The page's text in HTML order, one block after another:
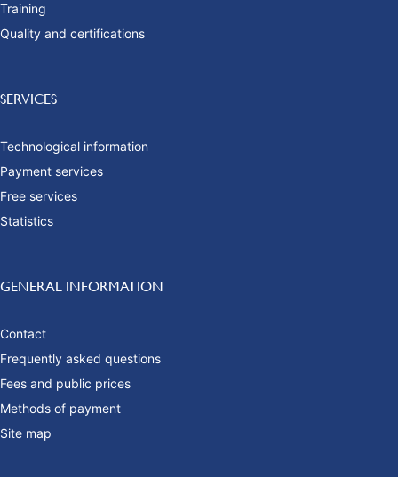
Training
Quality and certifications
SERVICES
Technological information
Payment services
Free services
Statistics
GENERAL INFORMATION
Contact
Frequently asked questions
Fees and public prices
Methods of payment
Site map